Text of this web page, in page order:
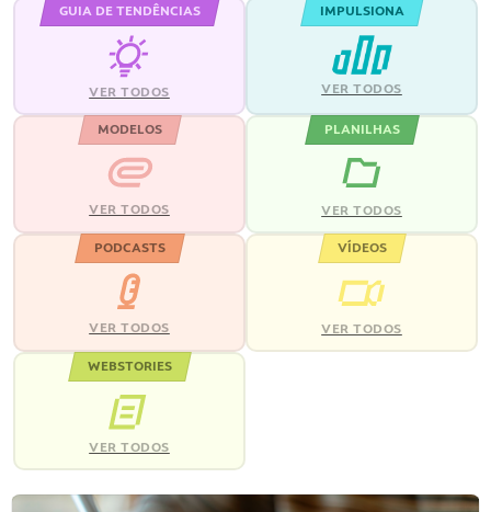
GUIA DE TENDÊNCIAS
VER TODOS
IMPULSIONA
VER TODOS
MODELOS
VER TODOS
PLANILHAS
VER TODOS
PODCASTS
VER TODOS
VÍDEOS
VER TODOS
WEBSTORIES
VER TODOS